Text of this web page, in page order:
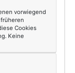
vorwiegend
Cookies
Keine